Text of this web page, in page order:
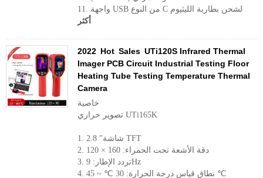
11. واجهة USB من النوع C لشحن بطارية الليثيوم
أكثر
2022 Hot Sales UTi120S Infrared Thermal
Imager PCB Circuit Industrial Testing Floor
Heating Tube Testing Temperature Thermal
Camera
خاصية
تصوير حراري UTi165K
1. 2.8 "شاشة TFT
2. دقة الأشعة تحت الحمراء: 160 × 120
3. تردد الإطار: 9Hz
4. نطاق قياس درجة الحرارة: 30 ℃ ~ 45 ℃